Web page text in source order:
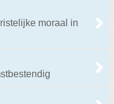
moraal in